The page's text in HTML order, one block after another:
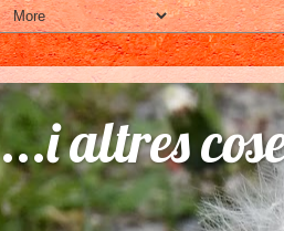
...i altres